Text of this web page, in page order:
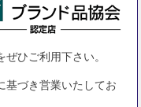
ひご利用下さい。
基づき営業いたしてお